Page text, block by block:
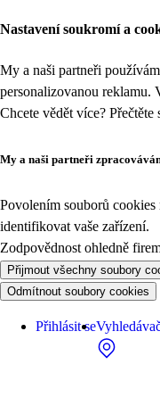
Nastavení soukromí a
My a naši partneři
personalizovanou reklamu.
Chcete vědět více?
My a naši partneři
Povolením souborů
identifikovat vaše zařízení.
Zodpovědnost ohledně
Přijmout všechny soubory
Odmítnout soubory cookies
Přihlásit se